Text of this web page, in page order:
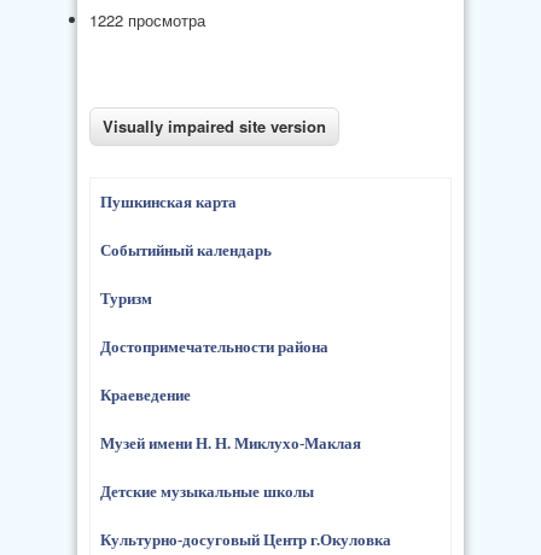
1222 просмотра
Пушкинская карта
Событийный календарь
Туризм
Достопримечательности района
Краеведение
Музей имени Н. Н. Миклухо-Маклая
Детские музыкальные школы
Культурно-досуговый Центр г.Окуловка